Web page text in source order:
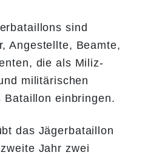
sind
Angestellte, Beamte,
die als Miliz-
militärischen
einbringen.
das Jägerbataillon
Jahr zwei